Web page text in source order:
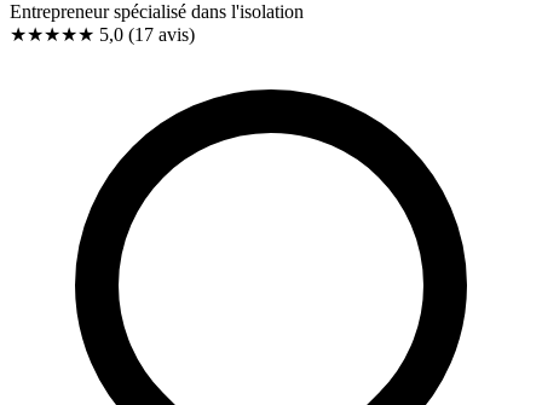
Entrepreneur spécialisé dans l'isolation
★★★★★ 5,0 (17 avis)